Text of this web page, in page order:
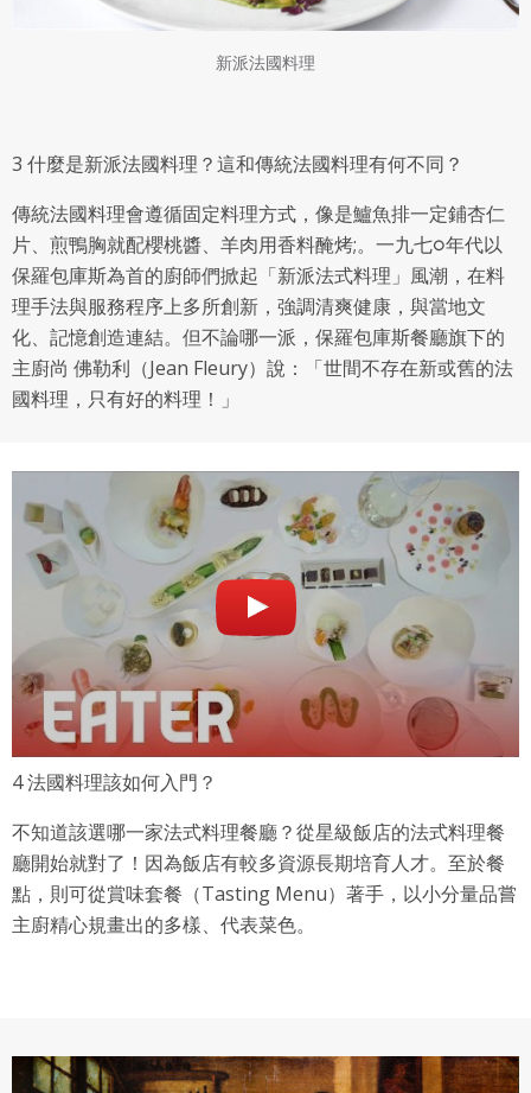
新派法國料理
3 什麼是新派法國料理？這和傳統法國料理有何不同？
傳統法國料理會遵循固定料理方式，像是鱸魚排一定鋪杏仁
片、煎鴨胸就配櫻桃醬、羊肉用香料醃烤;。一九七○年代以
保羅包庫斯為首的廚師們掀起「新派法式料理」風潮，在料
理手法與服務程序上多所創新，強調清爽健康，與當地文
化、記憶創造連結。但不論哪一派，保羅包庫斯餐廳旗下的
主廚尚 佛勒利（Jean Fleury）說：「世間不存在新或舊的法
國料理，只有好的料理！」
4 法國料理該如何入門？
不知道該選哪一家法式料理餐廳？從星級飯店的法式料理餐
廳開始就對了！因為飯店有較多資源長期培育人才。至於餐
點，則可從賞味套餐（Tasting Menu）著手，以小分量品嘗
主廚精心規畫出的多樣、代表菜色。